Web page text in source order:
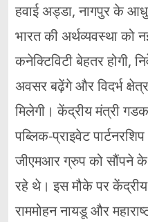
हवाई अड्डा, नागपुर के
भारत की अर्थव्यवस्था को
कनेक्टिविटी बेहतर होगी,
अवसर बढ़ेंगे और विदर्भ
मिलेगी। केंद्रीय मंत्री
पब्लिक-प्राइवेट
जीएमआर ग्रुप को सौंपने
रहे थे। इस मौके पर केंद्रीय
राममोहन नायडू और